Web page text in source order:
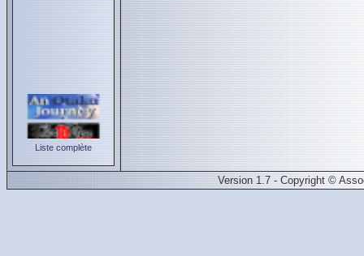
Liste complète
Version 1.7 - Copyright ©